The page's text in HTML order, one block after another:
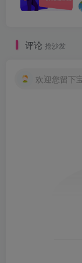
评论 抢沙发
欢迎您留下